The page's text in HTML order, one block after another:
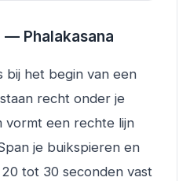
— Phalakasana
bij het begin van een
recht onder je
vormt een rechte lijn
je buikspieren en
tot 30 seconden vast